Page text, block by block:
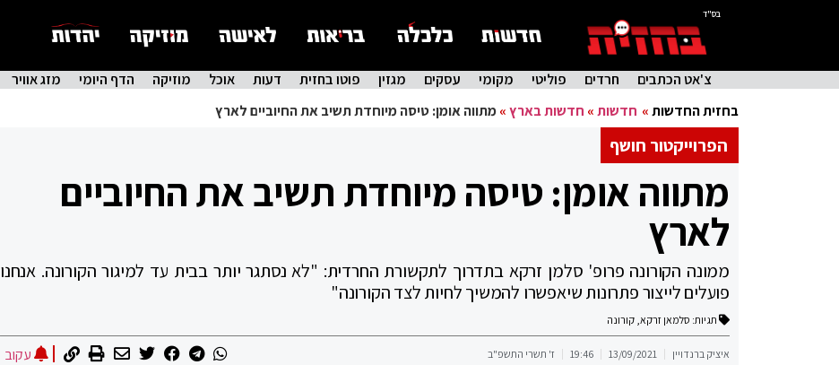
בס"ד
צ'אט הכתבים חרדים פוליטי מקומי עסקים מגזין פוטו בחזית דעות אוכל מוזיקה הדף היומי מזג אוויר
בחזית החדשות» חדשות» חדשות בארץ»מתווה אומן: טיסה מיוחדת תשיב את החיוביים לארץ
הפרוייקטור חושף
מתווה אומן: טיסה מיוחדת תשיב את החיוביים
לארץ
ממונה הקורונה פרופ' סלמן זרקא בתדרוך לתקשורת החרדית: "לא נסתגר יותר בבית עד למיגור הקורונה. אנחנו
פועלים לייצור פתרונות שיאפשרו להמשיך לחיות לצד הקורונה"
תגיות: סלמאן זרקא, קורונה
איציק ברנדויין 13/09/2021
19:46 ז' תשרי התשפ"ב עקוב